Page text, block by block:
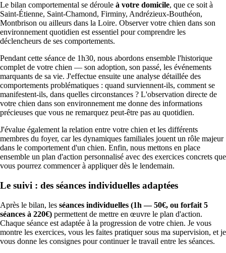
Le bilan comportemental se déroule à votre domicile, que ce soit à
Saint-Étienne, Saint-Chamond, Firminy, Andrézieux-Bouthéon,
Montbrison ou ailleurs dans la Loire. Observer votre chien dans son
environnement quotidien est essentiel pour comprendre les
déclencheurs de ses comportements.
Pendant cette séance de 1h30, nous abordons ensemble l'historique
complet de votre chien — son adoption, son passé, les événements
marquants de sa vie. J'effectue ensuite une analyse détaillée des
comportements problématiques : quand surviennent-ils, comment se
manifestent-ils, dans quelles circonstances ? L'observation directe de
votre chien dans son environnement me donne des informations
précieuses que vous ne remarquez peut-être pas au quotidien.
J'évalue également la relation entre votre chien et les différents
membres du foyer, car les dynamiques familiales jouent un rôle majeur
dans le comportement d'un chien. Enfin, nous mettons en place
ensemble un plan d'action personnalisé avec des exercices concrets que
vous pourrez commencer à appliquer dès le lendemain.
Le suivi : des séances individuelles adaptées
Après le bilan, les séances individuelles (1h — 50€, ou forfait 5
séances à 220€) permettent de mettre en œuvre le plan d'action.
Chaque séance est adaptée à la progression de votre chien. Je vous
montre les exercices, vous les faites pratiquer sous ma supervision, et je
vous donne les consignes pour continuer le travail entre les séances.